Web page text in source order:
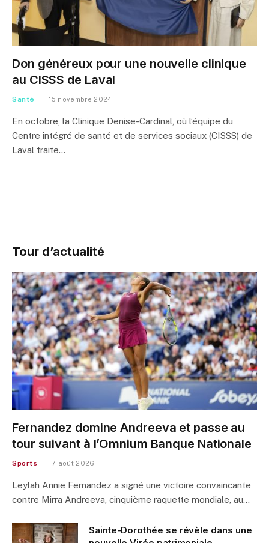
Don généreux pour une nouvelle clinique
au CISSS de Laval
Santé 15 novembre 2024
En octobre, la Clinique Denise-Cardinal, où l’équipe du
Centre intégré de santé et de services sociaux (CISSS) de
Laval traite…
Tour d’actualité
Fernandez domine Andreeva et passe au
tour suivant à l’Omnium Banque Nationale
Sports 7 août 2026
Leylah Annie Fernandez a signé une victoire convaincante
contre Mirra Andreeva, cinquième raquette mondiale, au…
Sainte-Dorothée se révèle dans une